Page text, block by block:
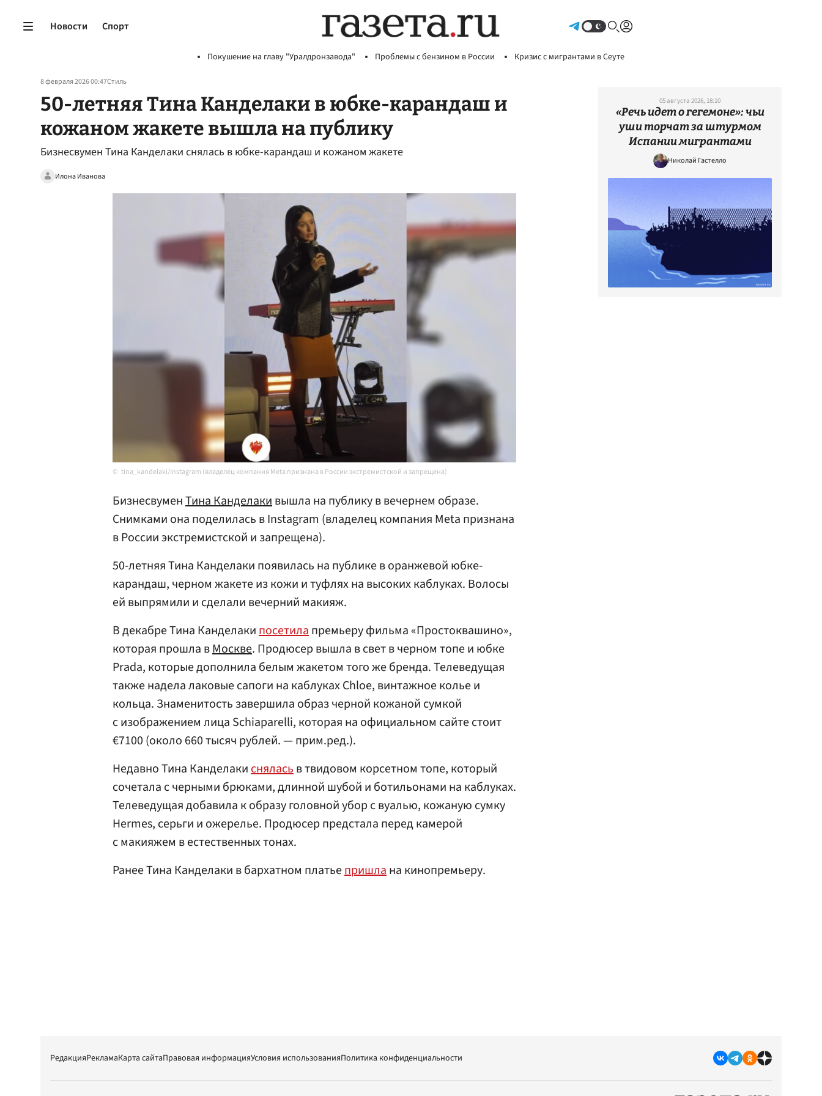
Новости Спорт
Покушение на главу "Уралдронзавода" Проблемы с бензином в России Кризис с мигрантами в Сеуте
8 февраля 2026 00:47Стиль
50-летняя Тина Канделаки в юбке-карандаш и
кожаном жакете вышла на публику
Бизнесвумен Тина Канделаки снялась в юбке-карандаш и кожаном жакете
Илона Иванова
tina_kandelaki/Instagram (владелец компания Meta признана в России экстремистской и запрещена)
БизнесвуменТина Канделакивышла на публику в вечернем образе.
Снимками она поделилась в Instagram (владелец компания Meta признана
в России экстремистской и запрещена).
50-летняя Тина Канделаки появилась на публике в оранжевой юбке-
карандаш, черном жакете из кожи и туфлях на высоких каблуках. Волосы
ей выпрямили и сделали вечерний макияж.
В декабре Тина Канделакипосетилапремьеру фильма «Простоквашино»,
которая прошла вМоскве. Продюсер вышла в свет в черном топе и юбке
Prada, которые дополнила белым жакетом того же бренда. Телеведущая
также надела лаковые сапоги на каблуках Chloe, винтажное колье и
кольца. Знаменитость завершила образ черной кожаной сумкой
с изображением лица Schiaparelli, которая на официальном сайте стоит
€7100 (около 660 тысяч рублей. — прим.ред.).
Недавно Тина Канделакисняласьв твидовом корсетном топе, который
сочетала с черными брюками, длинной шубой и ботильонами на каблуках.
Телеведущая добавила к образу головной убор с вуалью, кожаную сумку
Hermes, серьги и ожерелье. Продюсер предстала перед камерой
с макияжем в естественных тонах.
Ранее Тина Канделаки в бархатном платьепришлана кинопремьеру.
05 августа 2026, 18:10
«Речь идет о гегемоне»: чьи
уши торчат за штурмом
Испании мигрантами
Николай Гастелло
РедакцияРекламаКарта сайтаПравовая информацияУсловия использованияПолитика конфиденциальности